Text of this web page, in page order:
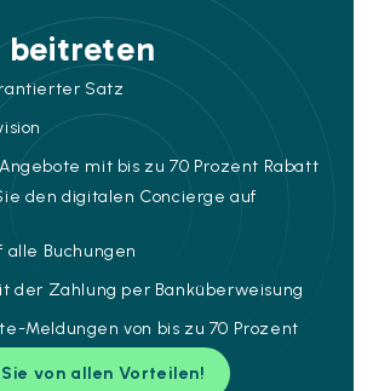
beitreten
Satz
mit bis zu 70 Prozent Rabatt
den digitalen Concierge auf
alle Buchungen
der Zahlung per Banküberweisung
Meldungen von bis zu 70 Prozent
von allen Vorteilen!